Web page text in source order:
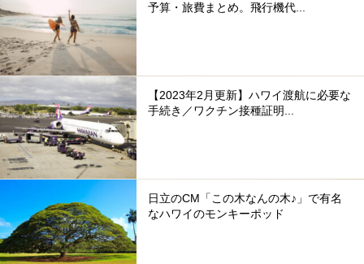
予算・旅費まとめ。飛行機代...
【2023年2月更新】ハワイ渡航に必要な
手続き／ワクチン接種証明...
日立のCM「この木なんの木♪」で有名
なハワイのモンキーポッド